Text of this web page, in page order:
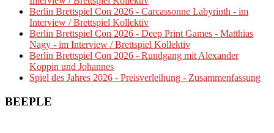
Berlin Brettspiel Con 2026 - Carcassonne Labyrinth - im
Interview / Brettspiel Kollektiv
Berlin Brettspiel Con 2026 - Deep Print Games - Matthias
Nagy - im Interview / Brettspiel Kollektiv
Berlin Brettspiel Con 2026 - Rundgang mit Alexander
Koppin und Johannes
Spiel des Jahres 2026 - Preisverleihung - Zusammenfassung
BEEPLE